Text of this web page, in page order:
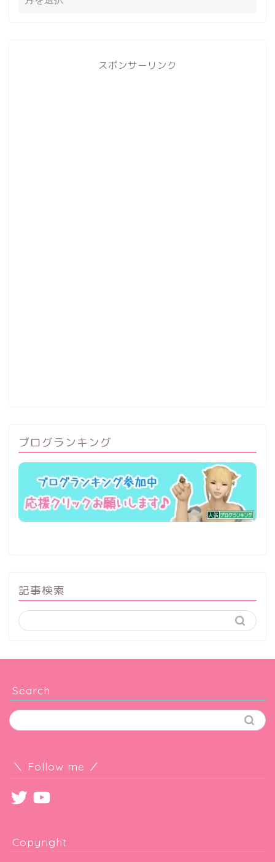
スポンサーリンク
ブログランキング
記事検索
Search
＼ Follow me ／
TwitterYouTube
Copyright